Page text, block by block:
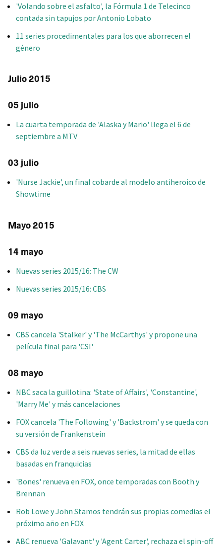
'Volando sobre el asfalto', la Fórmula 1 de Telecinco
contada sin tapujos por Antonio Lobato
11 series procedimentales para los que aborrecen el
género
Julio 2015
05 julio
La cuarta temporada de 'Alaska y Mario' llega el 6 de
septiembre a MTV
03 julio
'Nurse Jackie', un final cobarde al modelo antiheroico de
Showtime
Mayo 2015
14 mayo
Nuevas series 2015/16: The CW
Nuevas series 2015/16: CBS
09 mayo
CBS cancela 'Stalker' y 'The McCarthys' y propone una
película final para 'CSI'
08 mayo
NBC saca la guillotina: 'State of Affairs', 'Constantine',
'Marry Me' y más cancelaciones
FOX cancela 'The Following' y 'Backstrom' y se queda con
su versión de Frankenstein
CBS da luz verde a seis nuevas series, la mitad de ellas
basadas en franquicias
'Bones' renueva en FOX, once temporadas con Booth y
Brennan
Rob Lowe y John Stamos tendrán sus propias comedias el
próximo año en FOX
ABC renueva 'Galavant' y 'Agent Carter', rechaza el spin-off